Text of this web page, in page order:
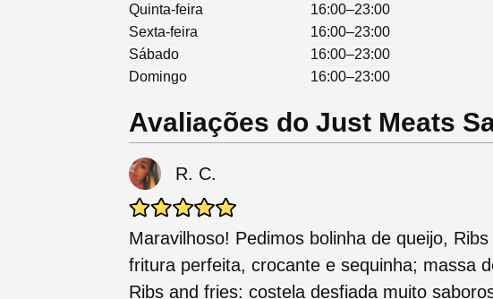
Quinta-feira
16:00–23:00
Sexta-feira
16:00–23:00
Sábado
16:00–23:00
Domingo
16:00–23:00
Avaliações do Just Meats
R. C.
Maravilhoso! Pedimos bolinha de queijo,
fritura perfeita, crocante e sequinha; massa
Ribs and fries: costela desfiada muito